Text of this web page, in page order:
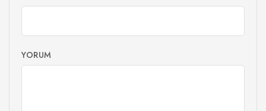
YORUM